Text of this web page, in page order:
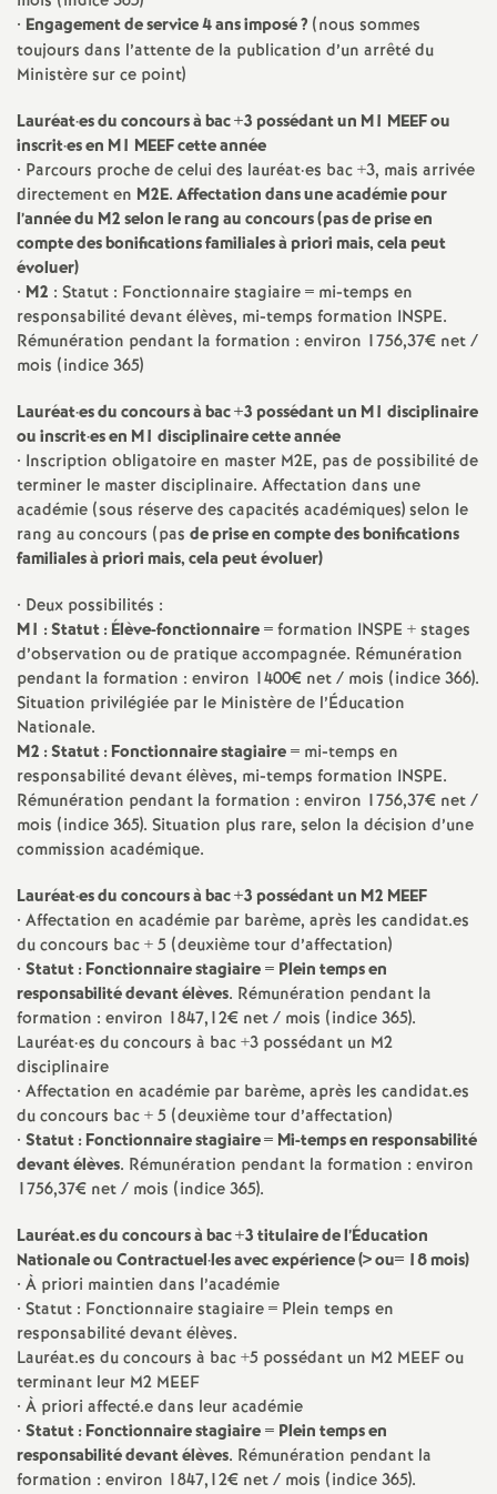
d
e
S
e
c
o
d
d
e
g
r
é
O
r
l
é
a
n
s
T
o
u
r
• Engagement de service 4 ans imposé? (nous sommes
toujours dans l’attente de la publication d’un arrêté du
Ministère sur ce point)
Lauréat·es du concours à bac +3 possédant un M1 MEEFou
inscrit·es en M1 MEEFcette année
• Parcours proche de celui des lauréat·es bac +3, mais arrivée
directement en M2E. Affectation dans une académie pour
l’année du M2 selon le rang au concours (pas de prise en
compte des bonifications familiales à priori mais, cela peut
évoluer)
• M2 : Statut : Fonctionnaire stagiaire = mi-temps en
responsabilité devant élèves, mi-temps formation INSPE.
Rémunération pendant la formation : environ 1756,37€ net /
mois (indice 365)
Lauréat·es du concours à bac +3 possédant un M1 disciplinaire
ou inscrit·es en M1 disciplinaire cetteannée
• Inscription obligatoire en master M2E, pas de possibilité de
terminer le master disciplinaire. Affectation dans une
académie (sous réserve des capacités académiques) selon le
rang au concours (pas de prise en compte des bonifications
familiales à priori mais, cela peut évoluer)
• Deux possibilités :
M1 : Statut : Élève-fonctionnaire= formation INSPE + stages
d’observation ou de pratique accompagnée. Rémunération
pendant la formation : environ 1400€ net / mois (indice 366).
Situation privilégiée par le Ministère de l’Éducation
Nationale.
M2 : Statut : Fonctionnaire stagiaire= mi-temps en
responsabilité devant élèves, mi-temps formation INSPE.
Rémunération pendant la formation : environ 1756,37€ net /
mois (indice 365). Situation plus rare, selon la décision d’une
commission académique.
Lauréat·es du concours à bac +3 possédant un M2MEEF
• Affectation en académie par barème, après les candidat.es
du concours bac + 5 (deuxième tour d’affectation)
• Statut : Fonctionnaire stagiaire= Plein temps en
responsabilité devant élèves. Rémunération pendant la
formation : environ 1847,12€ net / mois (indice 365).
Lauréat·es du concours à bac +3 possédant un M2
disciplinaire
• Affectation en académie par barème, après les candidat.es
du concours bac + 5 (deuxième tour d’affectation)
• Statut : Fonctionnaire stagiaire=Mi-temps en responsabilité
devant élèves. Rémunération pendant la formation : environ
1756,37€ net / mois (indice 365).
Lauréat.es du concours à bac +3 titulaire de l’Éducation
Nationale ou Contractuel·les avec expérience (> ou= 18 mois)
• À priori maintien dans l’académie
• Statut : Fonctionnaire stagiaire = Plein temps en
responsabilité devant élèves.
Lauréat.es du concours à bac +5 possédant un M2 MEEFou
terminant leur M2 MEEF
• À priori affecté.e dans leur académie
• Statut : Fonctionnaire stagiaire= Plein temps en
responsabilité devant élèves. Rémunération pendant la
formation : environ 1847,12€ net / mois (indice 365).